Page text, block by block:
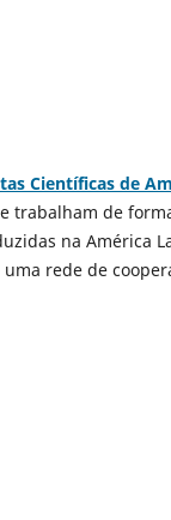
Científicas de
trabalham de
na América
rede de